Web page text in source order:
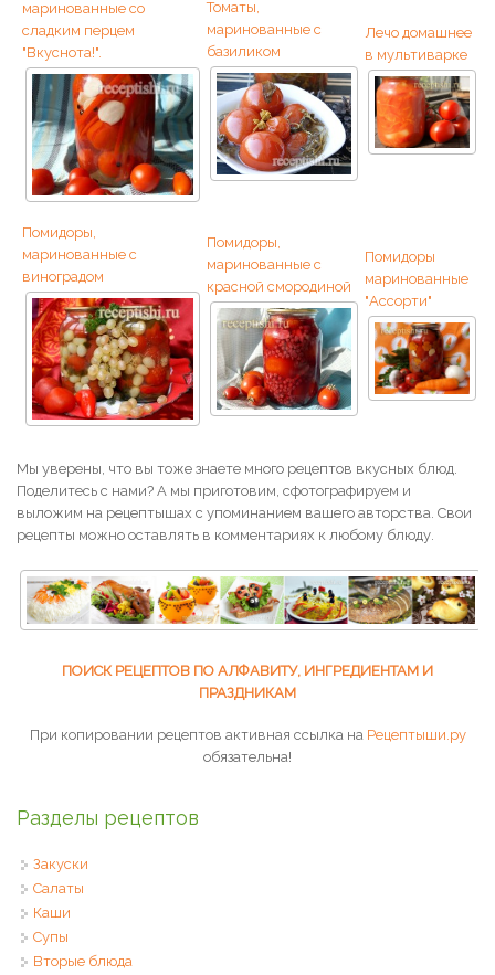
маринованные со
сладким перцем
"Вкуснота!".
Томаты,
маринованные с
базиликом
Лечо домашнее
в мультиварке
Помидоры,
маринованные с
виноградом
Помидоры,
маринованные с
красной смородиной
Помидоры
маринованные
"Ассорти"
Мы уверены, что вы тоже знаете много рецептов вкусных блюд.
Поделитесь с нами? А мы приготовим, сфотографируем и
выложим на рецептышах с упоминанием вашего авторства. Свои
рецепты можно оставлять в комментариях к любому блюду.
ПОИСК РЕЦЕПТОВ ПО АЛФАВИТУ, ИНГРЕДИЕНТАМ И
ПРАЗДНИКАМ
При копировании рецептов активная ссылка на Рецептыши.ру
обязательна!
Разделы рецептов
Закуски
Салаты
Каши
Супы
Вторые блюда